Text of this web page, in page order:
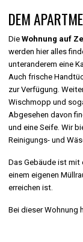
DEM
DieWohnung auf
werden hier alles
unteranderem eine
Auch frische
zur Verfügung.
Wischmopp und
Abgesehen davon
und eine Seife. Wir
Reinigungs- und
Das Gebäude ist mit
einem eigenen
erreichen ist.
Bei dieser Wohnung